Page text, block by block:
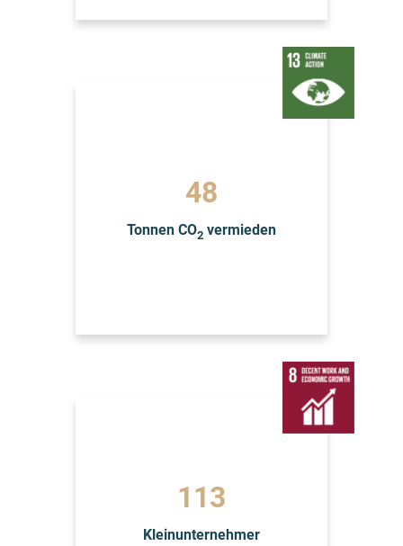
51
Tonnen CO2 vermieden
120
Kleinunternehmer